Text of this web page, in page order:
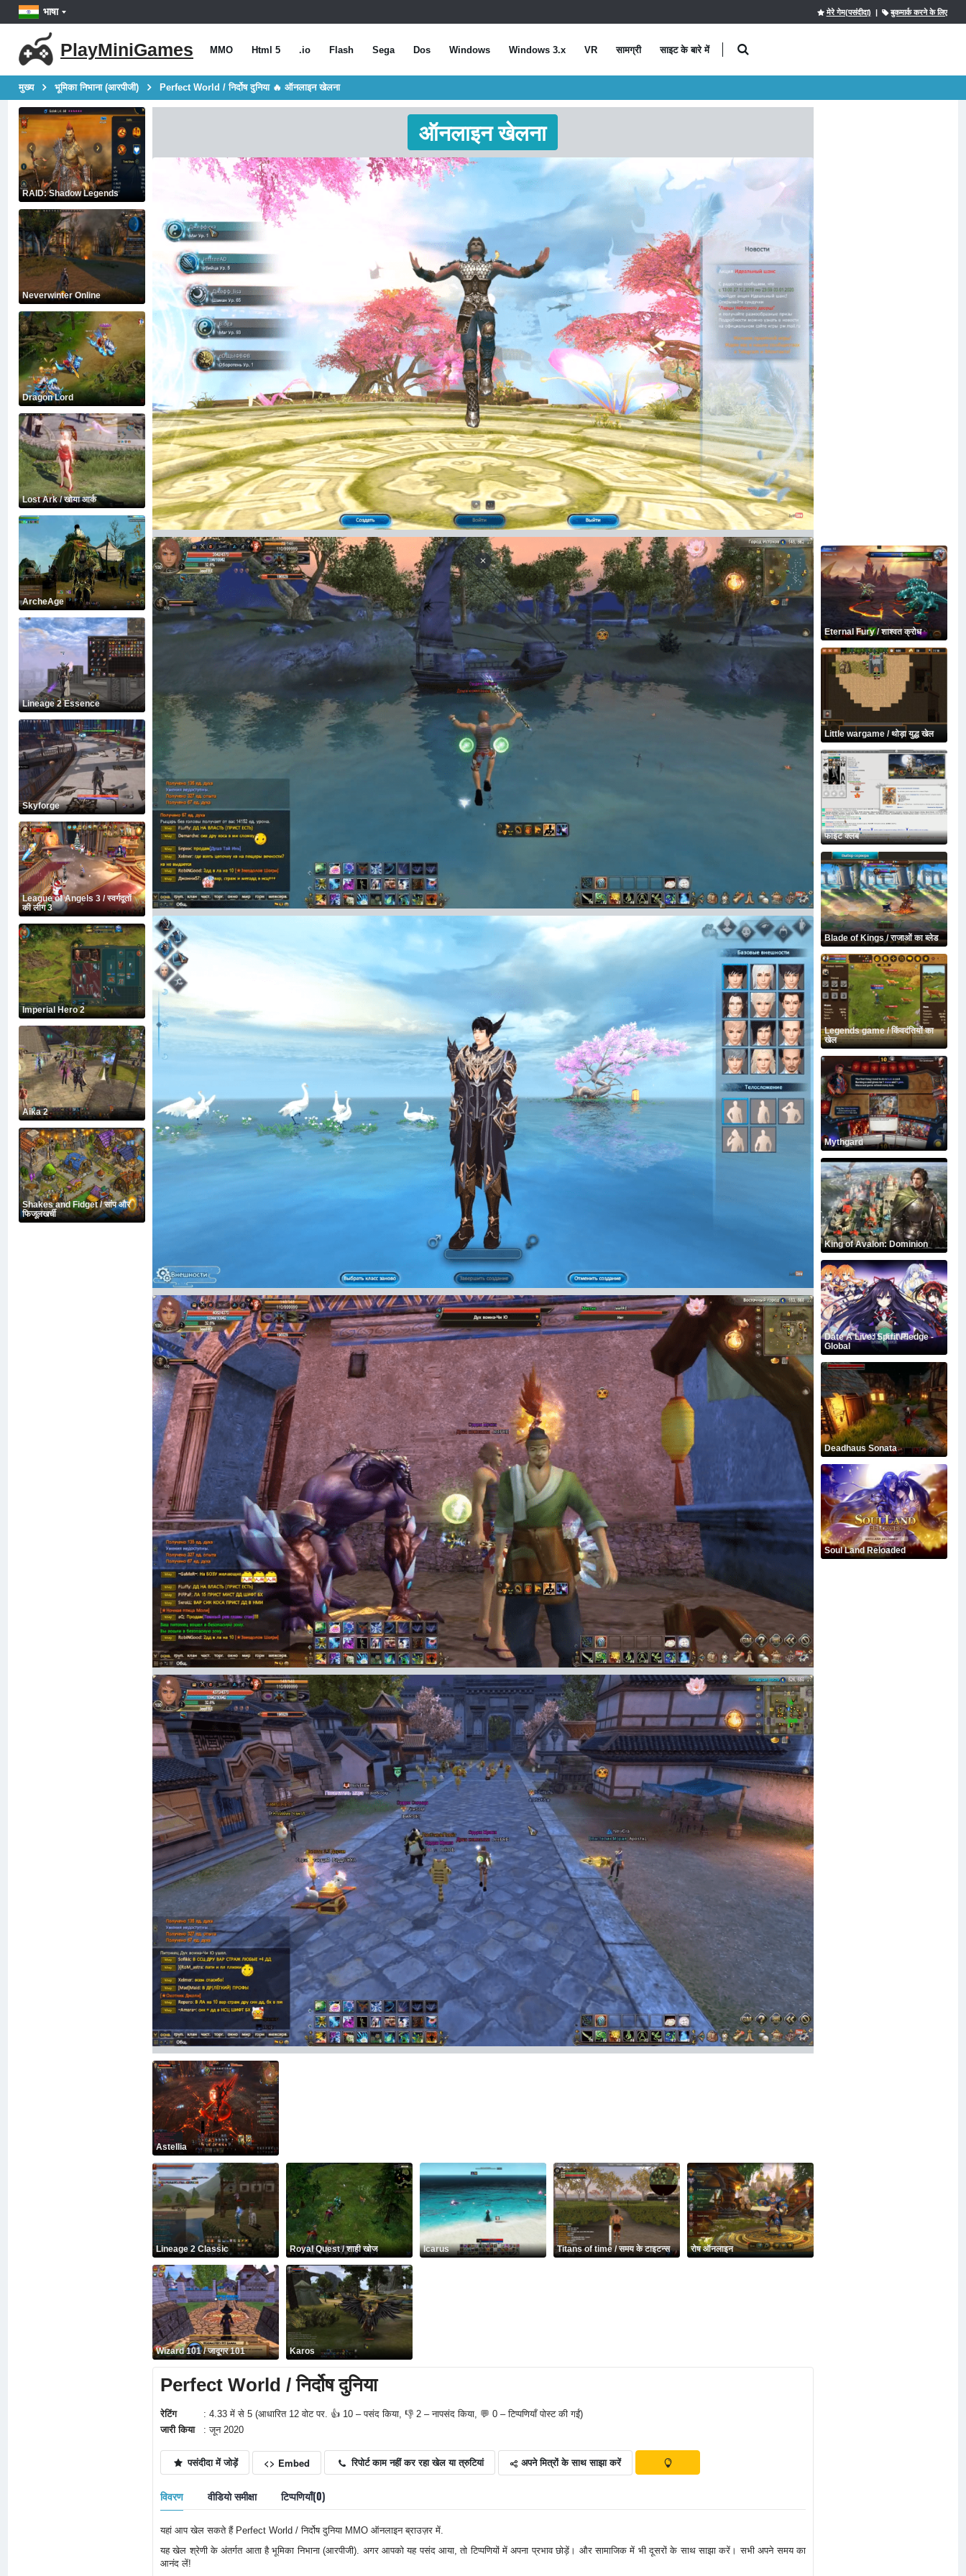
भाषा मेरे गेम(पसंदीदा) | बुकमार्क करने के लिए
PlayMiniGames MMO Html 5 .io Flash Sega Dos Windows Windows 3.x VR सामग्री साइट के बारे में
मुख्य भूमिका निभाना (आरपीजी) Perfect World / निर्दोष दुनिया 🔥 ऑनलाइन खेलना
RAID: Shadow Legends
Neverwinter Online
Dragon Lord
Lost Ark / खोया आर्क
ArcheAge
Lineage 2 Essence
Skyforge
League of Angels 3 / स्वर्गदूतों
की लीग 3
Imperial Hero 2
Aika 2
Shakes and Fidget / सांप और
फिजूलखर्ची
ऑनलाइन खेलना
Astellia
Lineage 2 Classic Royal Quest / शाही खोज Icarus Titans of time / समय के टाइटन्स रोष ऑनलाइन
Wizard 101 / जादूगर 101 Karos
Perfect World / निर्दोष दुनिया
रेटिंग
: 4.33 में से 5 (आधारित 12 वोट पर. 👍 10 – पसंद किया, 👎 2 – नापसंद किया, 💬 0 – टिप्पणियाँ पोस्ट की गईं)
जारी किया
: जून 2020
पसंदीदा में जोड़ें <> Embed रिपोर्ट काम नहीं कर रहा खेल या त्रुटियां अपने मित्रों के साथ साझा करें
विवरण वीडियो समीक्षा टिप्पणियाँ(0)
यहां आप खेल सकते हैं Perfect World / निर्दोष दुनिया MMO ऑनलाइन ब्राउज़र में.
यह खेल श्रेणी के अंतर्गत आता है भूमिका निभाना (आरपीजी). अगर आपको यह पसंद आया, तो टिप्पणियों में अपना प्रभाव छोड़ें। और सामाजिक में भी दूसरों के साथ साझा करें। सभी अपने समय का
आनंद लें!
Eternal Fury / शाश्वत क्रोध
Little wargame / थोड़ा युद्ध खेल
फाइट क्लब
Blade of Kings / राजाओं का ब्लेड
Legends game / किंवदंतियों का
खेल
Mythgard
King of Avalon: Dominion
Date A Live: Spirit Pledge -
Global
Deadhaus Sonata
Soul Land Reloaded